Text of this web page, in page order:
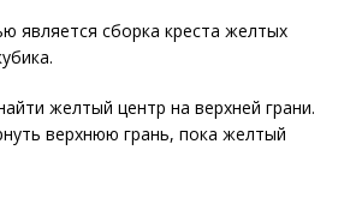
является сборка креста желтых
желтый центр на верхней грани.
верхнюю грань, пока желтый